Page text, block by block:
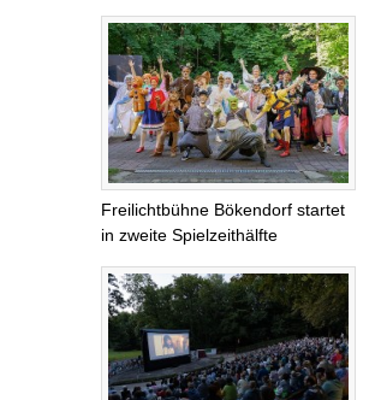
Freilichtbühne Bökendorf startet
in zweite Spielzeithälfte